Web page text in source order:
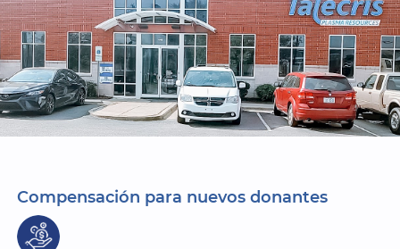
Compensación para nuevos donantes